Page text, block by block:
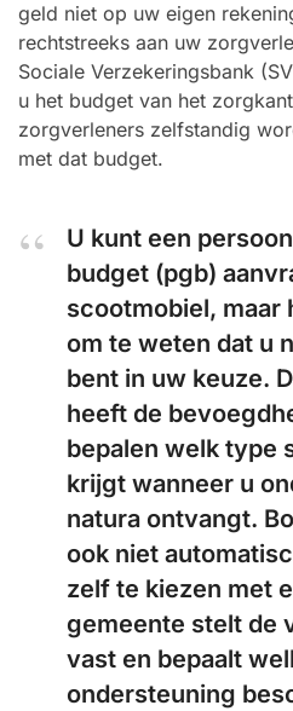
geld niet op uw eigen
rechtstreeks aan uw
Sociale Verzekeringsbank
u het budget van het
zorgverleners zelfstandig
met dat budget.
U kunt een
budget (pgb)
scootmobiel, maar
om te weten dat u
bent in uw keuze.
heeft de
bepalen welk type
krijgt wanneer u
natura ontvangt.
ook niet
zelf te kiezen met
gemeente stelt de
vast en bepaalt
ondersteuning